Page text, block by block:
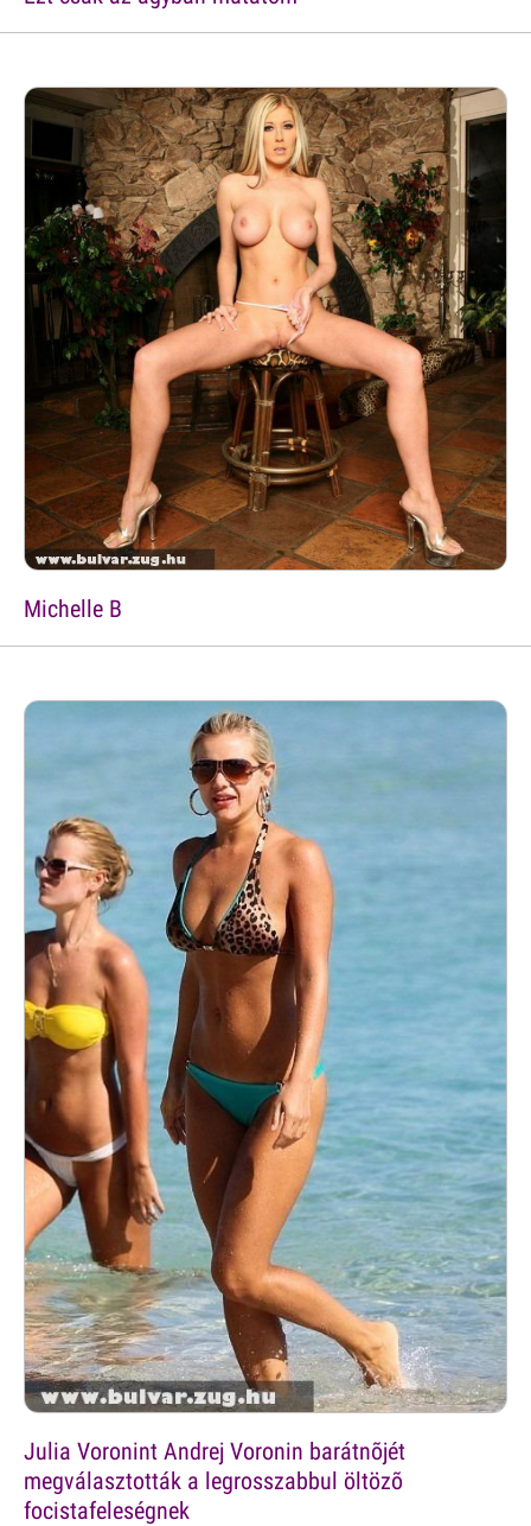
Michelle B
Julia Voronint Andrej Voronin barátnõjét
megválasztották a legrosszabbul öltözõ
focistafeleségnek